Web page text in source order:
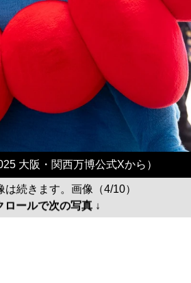
大阪・関西万博公式Xから）
は続きます。画像（4/10）
ロールで次の写真 ↓